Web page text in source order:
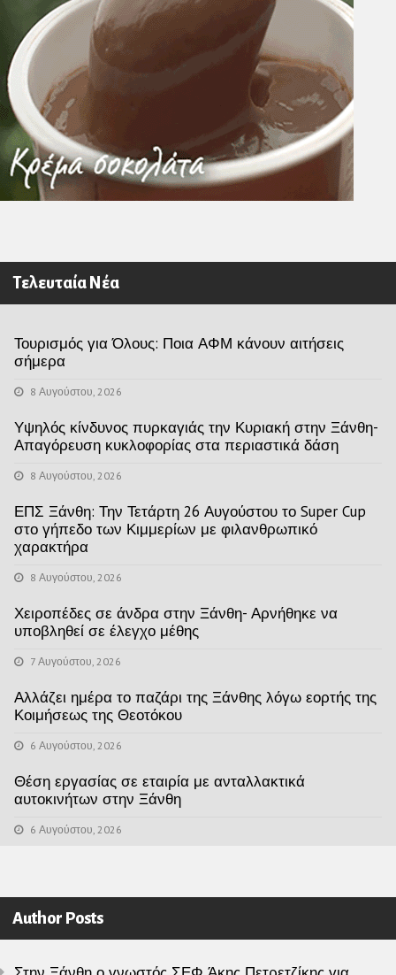
Τελευταία Νέα
Τουρισμός για Όλους: Ποια ΑΦΜ κάνουν αιτήσεις
σήμερα
8 Αυγούστου, 2026
Υψηλός κίνδυνος πυρκαγιάς την Κυριακή στην Ξάνθη-
Απαγόρευση κυκλοφορίας στα περιαστικά δάση
8 Αυγούστου, 2026
ΕΠΣ Ξάνθη: Την Τετάρτη 26 Αυγούστου το Super Cup
στο γήπεδο των Κιμμερίων με φιλανθρωπικό
χαρακτήρα
8 Αυγούστου, 2026
Χειροπέδες σε άνδρα στην Ξάνθη- Αρνήθηκε να
υποβληθεί σε έλεγχο μέθης
7 Αυγούστου, 2026
Αλλάζει ημέρα το παζάρι της Ξάνθης λόγω εορτής της
Κοιμήσεως της Θεοτόκου
6 Αυγούστου, 2026
Θέση εργασίας σε εταιρία με ανταλλακτικά
αυτοκινήτων στην Ξάνθη
6 Αυγούστου, 2026
Author Posts